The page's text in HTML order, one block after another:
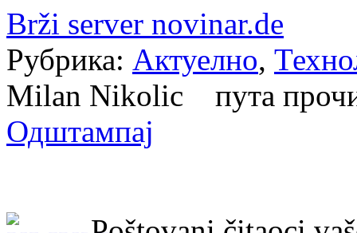
Brži server novinar.de
Рубрика: Актуелно,
Milan Nikolic пута
Одштампај